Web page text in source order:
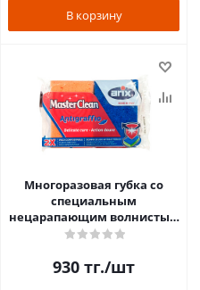
В корзину
Многоразовая губка со
специальным
нецарапающим волнистым
покрытием 2шт Arix
930 тг./шт